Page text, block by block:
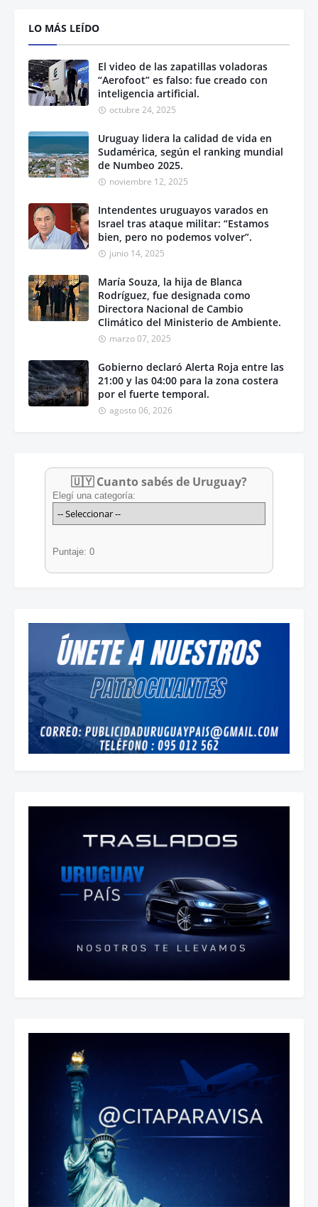
LO MÁS LEÍDO
El video de las zapatillas voladoras
“Aerofoot” es falso: fue creado con
inteligencia artificial.
octubre 24, 2025
Uruguay lidera la calidad de vida en
Sudamérica, según el ranking mundial
de Numbeo 2025.
noviembre 12, 2025
Intendentes uruguayos varados en
Israel tras ataque militar: “Estamos
bien, pero no podemos volver”.
junio 14, 2025
María Souza, la hija de Blanca
Rodríguez, fue designada como
Directora Nacional de Cambio
Climático del Ministerio de Ambiente.
marzo 07, 2025
Gobierno declaró Alerta Roja entre las
21:00 y las 04:00 para la zona costera
por el fuerte temporal.
agosto 06, 2026
🇺🇾 Cuanto sabés de Uruguay?
Elegí una categoría:
Puntaje: 0